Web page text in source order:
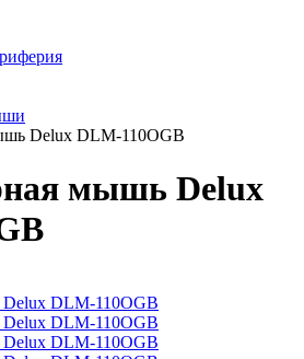
Delux DLM-110OGB
мышь Delux